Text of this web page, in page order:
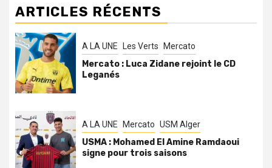
ARTICLES RÉCENTS
A LA UNE Les Verts Mercato
Mercato : Luca Zidane rejoint le CD
Leganés
A LA UNE Mercato USM Alger
USMA : Mohamed El Amine Ramdaoui
signe pour trois saisons